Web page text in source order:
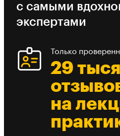
с самыми
экспертами
Только
29
на